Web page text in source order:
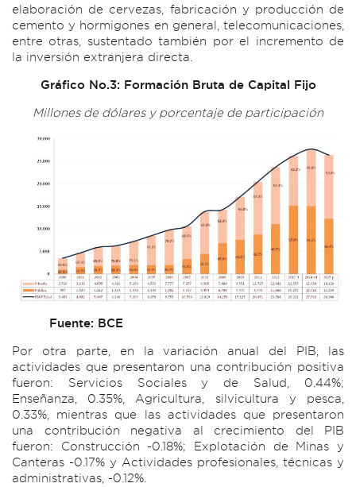
elaboración de cervezas, fabricación y producción de
cemento y hormigones en general, telecomunicaciones,
entre otras, sustentado también por el incremento de
la inversión extranjera directa.
Gráfico No.3: Formación Bruta de Capital Fijo
Millones de dólares y porcentaje de participación
Fuente: BCE
Por otra parte, en la variación anual del PIB, las
actividades que presentaron una contribución positiva
fueron: Servicios Sociales y de Salud, 0.44%;
Enseñanza, 0.35%, Agricultura, silvicultura y pesca,
0.33%, mientras que las actividades que presentaron
una contribución negativa al crecimiento del PIB
fueron: Construcción -0.18%; Explotación de Minas y
Canteras -0.17% y Actividades profesionales, técnicas y
administrativas, -0.12%.